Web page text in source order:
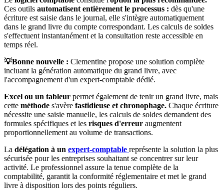
Ces outils automatisent entièrement le processus : dès qu'une
écriture est saisie dans le journal, elle s'intègre automatiquement
dans le grand livre du compte correspondant. Les calculs de soldes
s'effectuent instantanément et la consultation reste accessible en
temps réel.
💡Bonne nouvelle : Clementine propose une solution complète
incluant la génération automatique du grand livre, avec
l'accompagnement d'un expert-comptable dédié.
Excel ou un tableur permet également de tenir un grand livre, mais
cette méthode s'avère fastidieuse et chronophage. Chaque écriture
nécessite une saisie manuelle, les calculs de soldes demandent des
formules spécifiques et les risques d'erreur augmentent
proportionnellement au volume de transactions.
La délégation à un expert-comptable représente la solution la plus
sécurisée pour les entreprises souhaitant se concentrer sur leur
activité. Le professionnel assure la tenue complète de la
comptabilité, garantit la conformité réglementaire et met le grand
livre à disposition lors des points réguliers.